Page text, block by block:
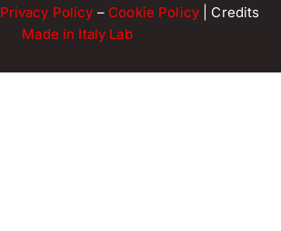
Privacy Policy – Cookie Policy | Credits
Made in Italy Lab